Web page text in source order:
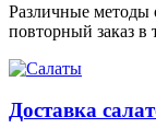
Различные методы
повторный заказ в
Доставка